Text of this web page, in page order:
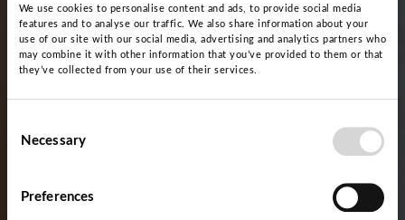
We use cookies to personalise content and ads, to provide social media
features and to analyse our traffic. We also share information about your
use of our site with our social media, advertising and analytics partners who
may combine it with other information that you’ve provided to them or that
they’ve collected from your use of their services.
Selection
Necessary
Preferences